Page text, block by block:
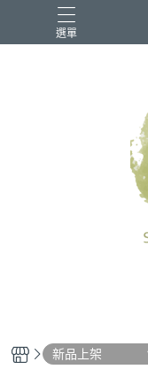
選單
新品上架